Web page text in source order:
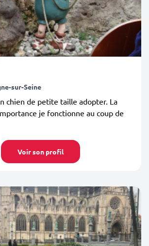
sur-Seine
chien de petite taille adopter. La
je fonctionne au coup de
Voir son profil